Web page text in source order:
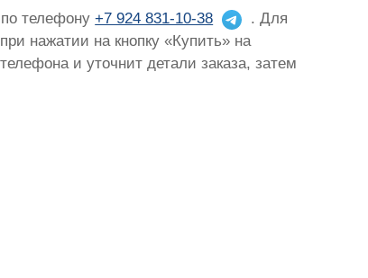
по телефону+7 924 831-10-38
. Для
нажатии на кнопку «Купить» на
и уточнит детали заказа, затем